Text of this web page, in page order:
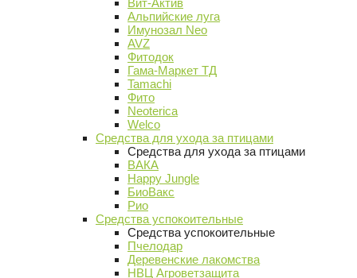
Вит-Актив
Альпийские луга
Имунозал Neo
AVZ
Фитодок
Гама-Маркет ТД
Tamachi
Фито
Neoterica
Welco
Средства для ухода за птицами
Средства для ухода за птицами
ВАКА
Happy Jungle
БиоВакс
Рио
Средства успокоительные
Средства успокоительные
Пчелодар
Деревенские лакомства
НВЦ Агроветзащита